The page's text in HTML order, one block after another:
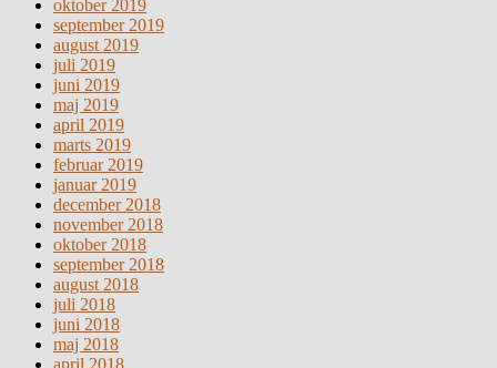
oktober 2019
september 2019
august 2019
juli 2019
juni 2019
maj 2019
april 2019
marts 2019
februar 2019
januar 2019
december 2018
november 2018
oktober 2018
september 2018
august 2018
juli 2018
juni 2018
maj 2018
april 2018